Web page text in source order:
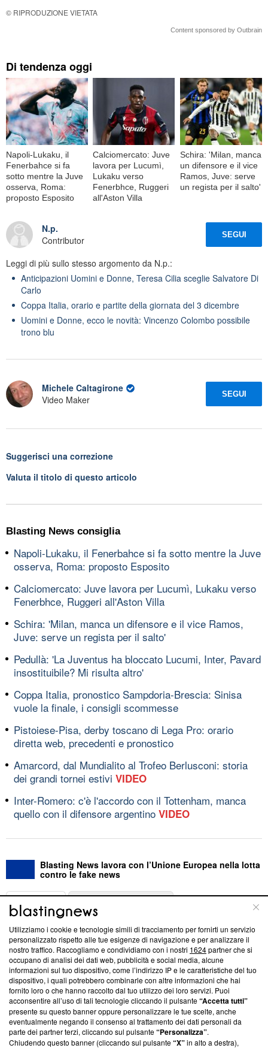
© RIPRODUZIONE VIETATA
Content sponsored by Outbrain
Di tendenza oggi
Napoli-Lukaku, il
Fenerbahce si fa
sotto mentre la Juve
osserva, Roma:
proposto Esposito
Calciomercato: Juve
lavora per Lucumì,
Lukaku verso
Fenerbhce, Ruggeri
all'Aston Villa
Schira: 'Milan, manca
un difensore e il vice
Ramos, Juve: serve
un regista per il salto'
N.p.
Contributor
SEGUI
Leggi di più sullo stesso argomento da N.p.:
Anticipazioni Uomini e Donne, Teresa Cilia sceglie Salvatore Di
Carlo
Coppa Italia, orario e partite della giornata del 3 dicembre
Uomini e Donne, ecco le novità: Vincenzo Colombo possibile
trono blu
Michele Caltagirone
Video Maker
SEGUI
Suggerisci una correzione
Valuta il titolo di questo articolo
Blasting News consiglia
Napoli-Lukaku, il Fenerbahce si fa sotto mentre la Juve
osserva, Roma: proposto Esposito
Calciomercato: Juve lavora per Lucumì, Lukaku verso
Fenerbhce, Ruggeri all'Aston Villa
Schira: 'Milan, manca un difensore e il vice Ramos,
Juve: serve un regista per il salto'
Pedullà: 'La Juventus ha bloccato Lucumi, Inter, Pavard
insostituibile? Mi risulta altro'
Coppa Italia, pronostico Sampdoria-Brescia: Sinisa
vuole la finale, i consigli scommesse
Pistoiese-Pisa, derby toscano di Lega Pro: orario
diretta web, precedenti e pronostico
Amarcord, dal Mundialito al Trofeo Berlusconi: storia
dei grandi tornei estivi VIDEO
Inter-Romero: c'è l'accordo con il Tottenham, manca
quello con il difensore argentino VIDEO
Blasting News lavora con l’Unione Europea nella lotta
contro le fake news
ABOUT
Questa sezione offre informazioni trasparenti su Blasting
News, sui nostri processi editoriali e su come ci impegniamo a
creare news di qualità. Inoltre, afferma la nostra aderenza a
‘Trust Project - News with Integrity’Blasting News non è
ancora membro del programma, ma ha richiesto di farne
parte; Trust Project non ha ancora effettuato una verifica di
conformità agli standard.
Su di noi
Utilizziamo i cookie e tecnologie simili di tracciamento per fornirti un servizio
personalizzato rispetto alle tue esigenze di navigazione e per analizzare il
nostro traffico. Raccogliamo e condividiamo con i nostri 1624partner che si
occupano di analisi dei dati web, pubblicità e social media, alcune
informazioni sul tuo dispositivo, come l’indirizzo IP e le caratteristiche del tuo
dispositivo, i quali potrebbero combinarle con altre informazioni che hai
fornito loro o che hanno raccolto dal tuo utilizzo dei loro servizi. Puoi
acconsentire all’uso di tali tecnologie cliccando il pulsante“Accetta tutti”
presente su questo banner oppure personalizzare le tue scelte, anche
eventualmente negando il consenso al trattamento dei dati personali da
parte dei partner terzi, cliccando sul pulsante“Personalizza”.
Chiudendo questo banner (cliccando sul pulsante“X”in alto a destra),